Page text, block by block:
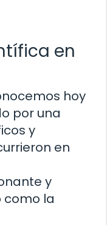
en
hoy
por una
y
en
y
como la